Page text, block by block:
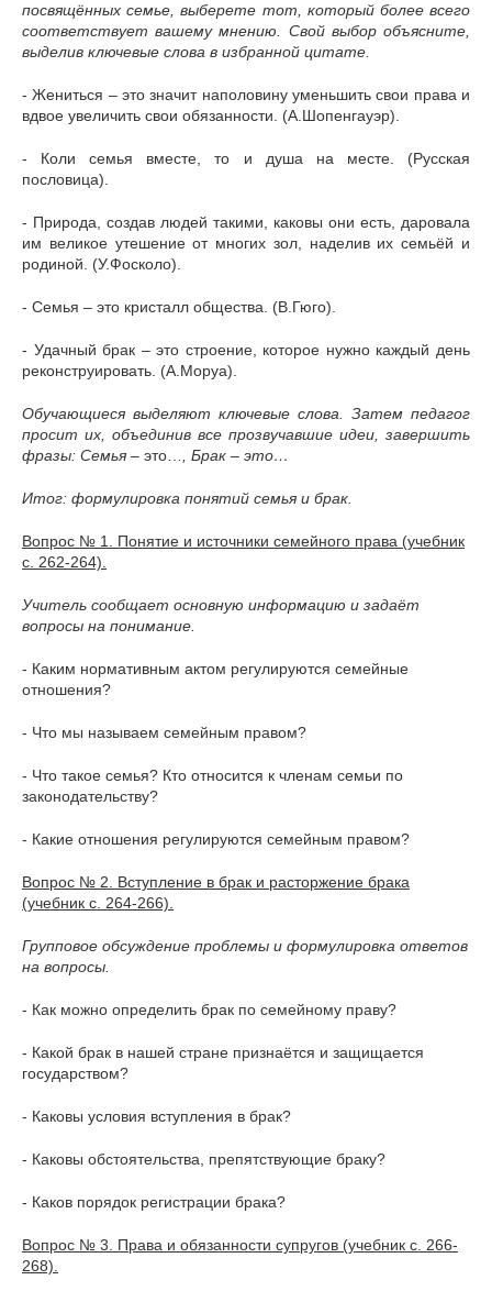
посвящённых семье, выберете тот, который более всего
соответствует вашему мнению. Свой выбор объясните,
выделив ключевые слова в избранной цитате.
- Жениться – это значит наполовину уменьшить свои права и
вдвое увеличить свои обязанности. (А.Шопенгауэр).
- Коли семья вместе, то и душа на месте. (Русская
пословица).
- Природа, создав людей такими, каковы они есть, даровала
им великое утешение от многих зол, наделив их семьёй и
родиной. (У.Фосколо).
- Семья – это кристалл общества. (В.Гюго).
- Удачный брак – это строение, которое нужно каждый день
реконструировать. (А.Моруа).
Обучающиеся выделяют ключевые слова. Затем педагог
просит их, объединив все прозвучавшие идеи, завершить
фразы: Семья – это… , Брак – это…
Итог: формулировка понятий семья и брак.
Вопрос № 1. Понятие и источники семейного права (учебник
с. 262-264).
Учитель сообщает основную информацию и задаёт
вопросы на понимание.
- Каким нормативным актом регулируются семейные
отношения?
- Что мы называем семейным правом?
- Что такое семья? Кто относится к членам семьи по
законодательству?
- Какие отношения регулируются семейным правом?
Вопрос № 2. Вступление в брак и расторжение брака
(учебник с. 264-266).
Групповое обсуждение проблемы и формулировка ответов
на вопросы.
- Как можно определить брак по семейному праву?
- Какой брак в нашей стране признаётся и защищается
государством?
- Каковы условия вступления в брак?
- Каковы обстоятельства, препятствующие браку?
- Каков порядок регистрации брака?
Вопрос № 3. Права и обязанности супругов (учебник с. 266-
268).